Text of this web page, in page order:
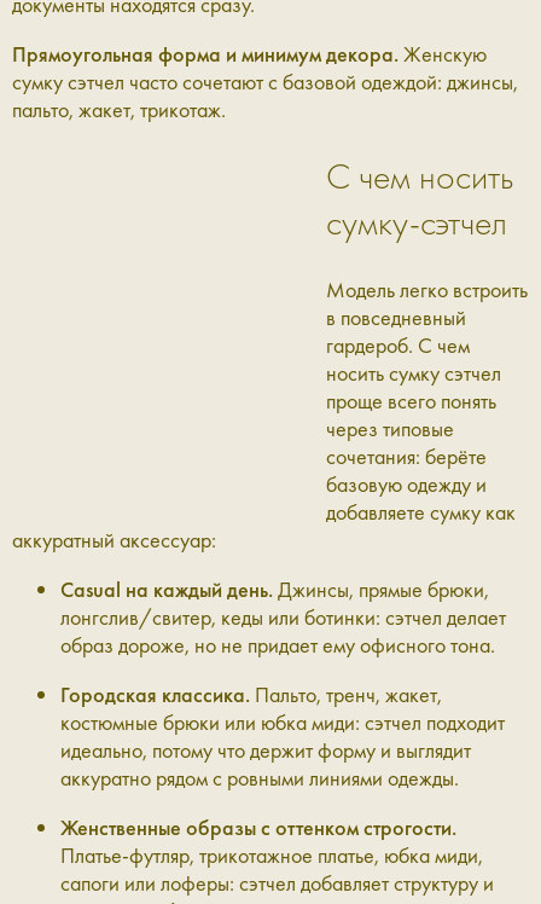
Прямоугольная форма и минимум декора.Женскую
сумку сэтчел часто сочетают с базовой одеждой: джинсы,
пальто, жакет, трикотаж.
С чем носить
сумку-сэтчел
Модель легко встроить
в повседневный
гардероб. С чем
носить сумку сэтчел
проще всего понять
через типовые
сочетания: берёте
базовую одежду и
добавляете сумку как
аккуратный аксессуар:
Casual на каждый день.Джинсы, прямые брюки,
лонгслив/свитер, кеды или ботинки: сэтчел делает
образ дороже, но не придает ему офисного тона.
Городская классика. Пальто, тренч, жакет,
костюмные брюки или юбка миди: сэтчел подходит
идеально, потому что держит форму и выглядит
аккуратно рядом с ровными линиями одежды.
Женственные образы с оттенком строгости.
Платье-футляр, трикотажное платье, юбка миди,
сапоги или лоферы: сэтчел добавляет структуру и